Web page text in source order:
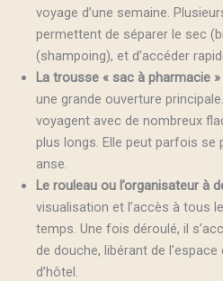
voyage d’une semaine.
permettent de séparer le sec
(shampoing), et d’accéder
La trousse « sac à pharmacie »
une grande ouverture
voyagent avec de nombreux
plus longs. Elle peut parfois se
anse.
Le rouleau ou l’organisateur à
visualisation et l’accès à tous
temps. Une fois déroulé, il
de douche, libérant de
d’hôtel.